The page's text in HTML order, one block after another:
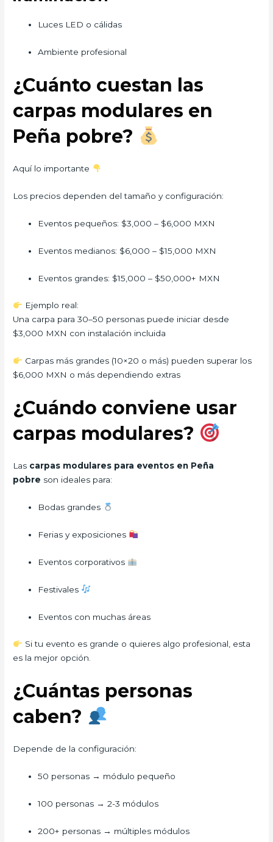
Luces LED o cálidas
Ambiente profesional
¿Cuánto cuestan las
carpas modulares en
Peña pobre?
Aquí lo importante
Los precios dependen del tamaño y configuración:
Eventos pequeños: $3,000 – $6,000 MXN
Eventos medianos: $6,000 – $15,000 MXN
Eventos grandes: $15,000 – $50,000+ MXN
Ejemplo real:
Una carpa para 30–50 personas puede iniciar desde
$3,000 MXN con instalación incluida
Carpas más grandes (10×20 o más) pueden superar los
$6,000 MXN o más dependiendo extras
¿Cuándo conviene usar
carpas modulares?
Las carpas modulares para eventos en Peña
pobre son ideales para:
Bodas grandes
Ferias y exposiciones
Eventos corporativos
Festivales
Eventos con muchas áreas
Si tu evento es grande o quieres algo profesional, esta
es la mejor opción.
¿Cuántas personas
caben?
Depende de la configuración:
50 personas → módulo pequeño
100 personas → 2-3 módulos
200+ personas → múltiples módulos